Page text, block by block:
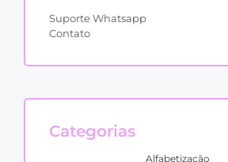
Suporte Whatsapp
Contato
Categorias
Alfabetização